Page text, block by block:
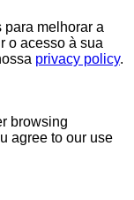
para melhorar a
o acesso à sua
privacy policy.
browsing
agree to our use